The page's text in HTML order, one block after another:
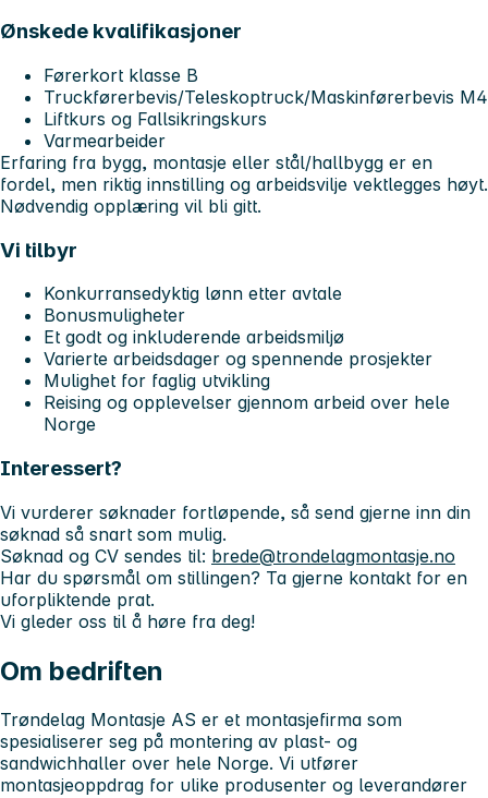
Ønskede kvalifikasjoner
Førerkort klasse B
Truckførerbevis/Teleskoptruck/Maskinførerbevis M4
Liftkurs og Fallsikringskurs
Varmearbeider
Erfaring fra bygg, montasje eller stål/hallbygg er en
fordel, men riktig innstilling og arbeidsvilje vektlegges høyt.
Nødvendig opplæring vil bli gitt.
Vi tilbyr
Konkurransedyktig lønn etter avtale
Bonusmuligheter
Et godt og inkluderende arbeidsmiljø
Varierte arbeidsdager og spennende prosjekter
Mulighet for faglig utvikling
Reising og opplevelser gjennom arbeid over hele
Norge
Interessert?
Vi vurderer søknader fortløpende, så send gjerne inn din
søknad så snart som mulig.
Søknad og CV sendes til: brede@trondelagmontasje.no
Har du spørsmål om stillingen? Ta gjerne kontakt for en
uforpliktende prat.
Vi gleder oss til å høre fra deg!
Om bedriften
Trøndelag Montasje AS er et montasjefirma som
spesialiserer seg på montering av plast- og
sandwichhaller over hele Norge. Vi utfører
montasjeoppdrag for ulike produsenter og leverandører